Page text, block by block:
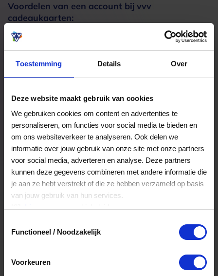
Toestemming Details Over
Deze website maakt gebruik van cookies
We gebruiken cookies om content en advertenties te
personaliseren, om functies voor social media te bieden en
om ons websiteverkeer te analyseren. Ook delen we
informatie over jouw gebruik van onze site met onze partners
voor social media, adverteren en analyse. Deze partners
kunnen deze gegevens combineren met andere informatie die
je aan ze hebt verstrekt of die ze hebben verzameld op basis
van jouw gebruik van hun services.
Functioneel / Noodzakelijk
Voorkeuren
Voordelen van een account bij vvv
cadeaukaarten:
Meerdere adressen registreren
Een bestelling volgen
Nog veel meer...
Maak account aan